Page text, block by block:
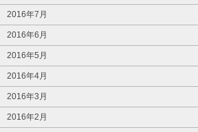
2016年7月
2016年6月
2016年5月
2016年4月
2016年3月
2016年2月